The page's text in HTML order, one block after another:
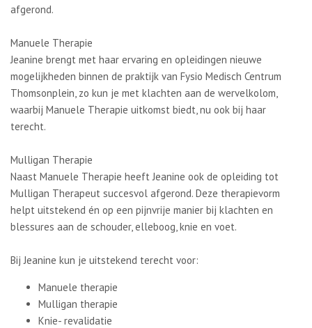
afgerond.
Manuele Therapie
Jeanine brengt met haar ervaring en opleidingen nieuwe
mogelijkheden binnen de praktijk van Fysio Medisch Centrum
Thomsonplein, zo kun je met klachten aan de wervelkolom,
waarbij Manuele Therapie uitkomst biedt, nu ook bij haar
terecht.
Mulligan Therapie
Naast Manuele Therapie heeft Jeanine ook de opleiding tot
Mulligan Therapeut succesvol afgerond. Deze therapievorm
helpt uitstekend én op een pijnvrije manier bij klachten en
blessures aan de schouder, elleboog, knie en voet.
Bij Jeanine kun je uitstekend terecht voor:
Manuele therapie
Mulligan therapie
Knie- revalidatie